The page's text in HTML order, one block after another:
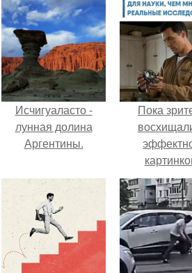
Исчигуаласто -
лунная долина
Аргентины.
Пока
создатели
построили
самых
моделей